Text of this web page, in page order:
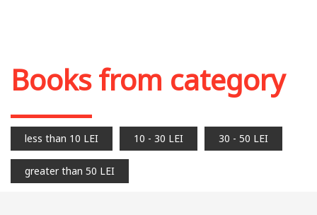
Books from category
less than 10 LEI 10 - 30 LEI 30 - 50 LEI
greater than 50 LEI